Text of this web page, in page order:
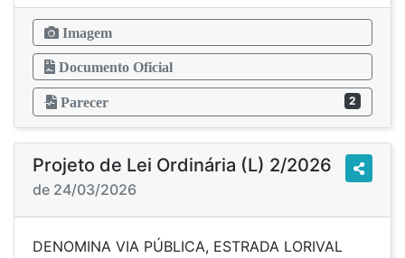
Imagem
Documento Oficial
Parecer 2
Projeto de Lei Ordinária (L) 2/2026
de 24/03/2026
DENOMINA VIA PÚBLICA, ESTRADA LORIVAL